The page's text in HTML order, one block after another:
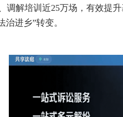
调解培训近25万场，有效提
治进乡”转变。